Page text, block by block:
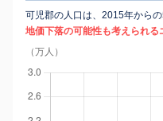
可児郡の人口は、2015年から
地価下落の可能性も考えられる
（万人）